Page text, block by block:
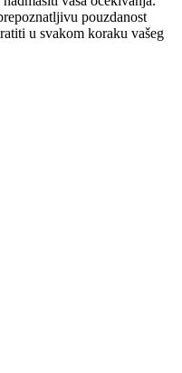
pouzdanost
u svakom koraku vašeg